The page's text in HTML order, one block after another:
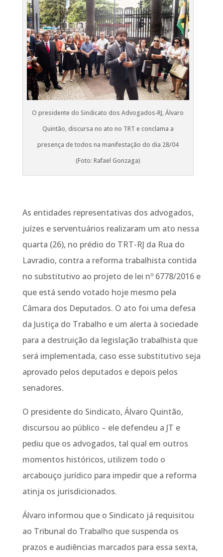
O presidente do Sindicato dos Advogados-RJ, Álvaro
Quintão, discursa no ato no TRT e conclama a
presença de todos na manifestação do dia 28/04
(Foto: Rafael Gonzaga)
As entidades representativas dos advogados,
juízes e serventuários realizaram um ato nessa
quarta (26), no prédio do TRT-RJ da Rua do
Lavradio, contra a reforma trabalhista contida
no substitutivo ao projeto de lei nº 6778/2016 e
que está sendo votado hoje mesmo pela
Câmara dos Deputados. O ato foi uma defesa
da Justiça do Trabalho e um alerta à sociedade
para a destruição da legislação trabalhista que
será implementada, caso esse substitutivo seja
aprovado pelos deputados e depois pelos
senadores.
O presidente do Sindicato, Álvaro Quintão,
discursou ao público – ele defendeu a JT e
pediu que os advogados, tal qual em outros
momentos históricos, utilizem todo o
arcabouço jurídico para impedir que a reforma
atinja os jurisdicionados.
Álvaro informou que o Sindicato já requisitou
ao Tribunal do Trabalho que suspenda os
prazos e audiências marcados para essa sexta,